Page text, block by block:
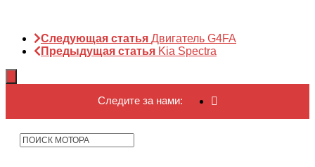
Следующая статья Двигатель G4FA
Предыдущая статья Kia Spectra
Следите за нами: